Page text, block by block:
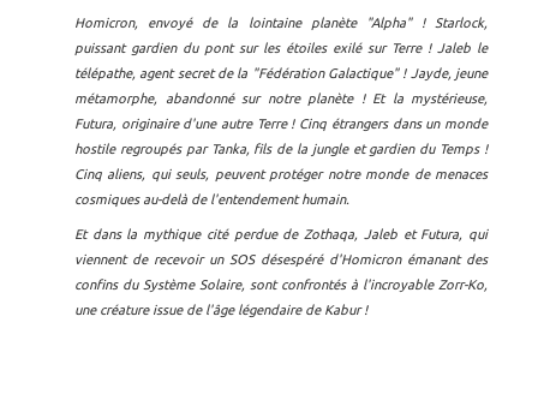
Homicron, envoyé de la lointaine planète "Alpha" ! Starlock,
puissant gardien du pont sur les étoiles exilé sur Terre ! Jaleb le
télépathe, agent secret de la "Fédération Galactique" ! Jayde, jeune
métamorphe, abandonné sur notre planète ! Et la mystérieuse,
Futura, originaire d'une autre Terre ! Cinq étrangers dans un monde
hostile regroupés par Tanka, fils de la jungle et gardien du Temps !
Cinq aliens, qui seuls, peuvent protéger notre monde de menaces
cosmiques au-delà de l'entendement humain.
Et dans la mythique cité perdue de Zothaqa, Jaleb et Futura, qui
viennent de recevoir un SOS désespéré d'Homicron émanant des
confins du Système Solaire, sont confrontés à l'incroyable Zorr-Ko,
une créature issue de l'âge légendaire de Kabur !